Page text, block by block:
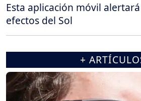
Esta aplicación móvil
efectos del Sol
+